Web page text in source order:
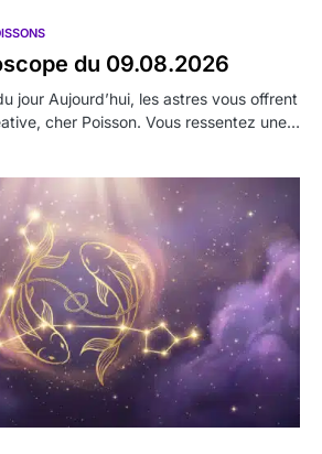
du 09.08.2026
jour Aujourd’hui, les astres vous offrent
cher Poisson. Vous ressentez une…